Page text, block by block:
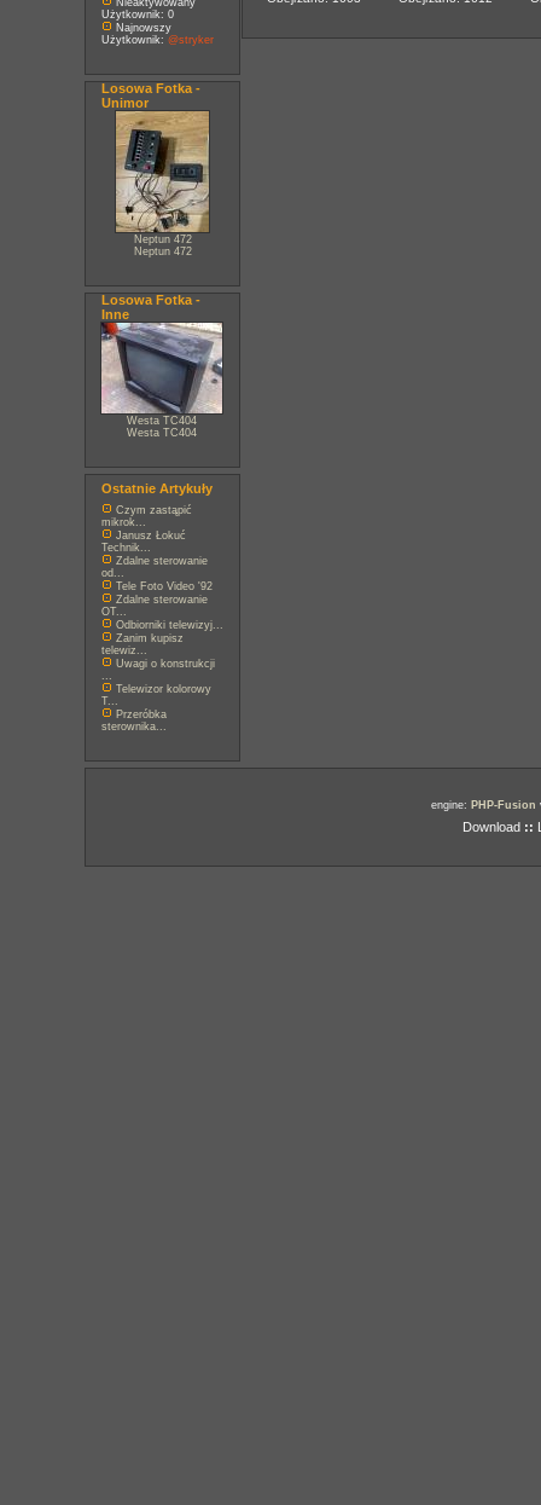
Nieaktywowany
Użytkownik: 0
Najnowszy
Użytkownik: @stryker
Losowa Fotka -
Unimor
Neptun 472
Neptun 472
Losowa Fotka -
Inne
Westa TC404
Westa TC404
Ostatnie Artykuły
Czym zastąpić
mikrok...
Janusz Łokuć
Technik...
Zdalne sterowanie
od...
Tele Foto Video '92
Zdalne sterowanie
OT...
Odbiorniki telewizyj...
Zanim kupisz
telewiz...
Uwagi o konstrukcji
...
Telewizor kolorowy
T...
Przeróbka
sterownika...
engine: PHP-Fusion
Download ::